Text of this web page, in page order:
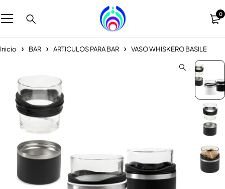
0
Inicio BAR ARTICULOS PARA BAR VASO WHISKERO BASILE